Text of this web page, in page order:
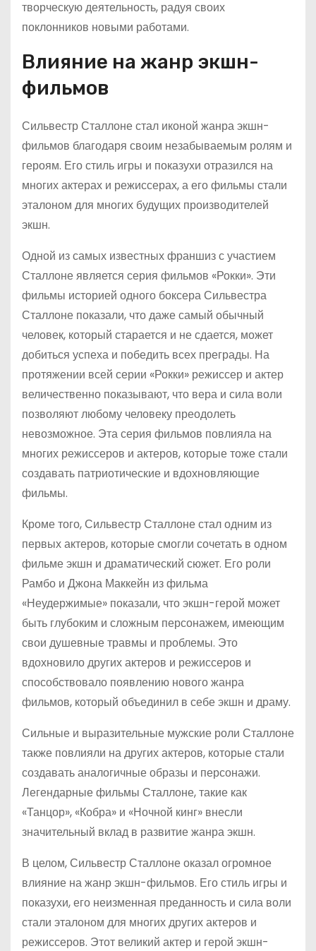
творческую деятельность, радуя своих
поклонников новыми работами.
Влияние на жанр экшн-
фильмов
Сильвестр Сталлоне стал иконой жанра экшн-
фильмов благодаря своим незабываемым ролям и
героям. Его стиль игры и показухи отразился на
многих актерах и режиссерах, а его фильмы стали
эталоном для многих будущих производителей
экшн.
Одной из самых известных франшиз с участием
Сталлоне является серия фильмов «Рокки». Эти
фильмы историей одного боксера Сильвестра
Сталлоне показали, что даже самый обычный
человек, который старается и не сдается, может
добиться успеха и победить всех преграды. На
протяжении всей серии «Рокки» режиссер и актер
величественно показывают, что вера и сила воли
позволяют любому человеку преодолеть
невозможное. Эта серия фильмов повлияла на
многих режиссеров и актеров, которые тоже стали
создавать патриотические и вдохновляющие
фильмы.
Кроме того, Сильвестр Сталлоне стал одним из
первых актеров, которые смогли сочетать в одном
фильме экшн и драматический сюжет. Его роли
Рамбо и Джона Маккейн из фильма
«Неудержимые» показали, что экшн-герой может
быть глубоким и сложным персонажем, имеющим
свои душевные травмы и проблемы. Это
вдохновило других актеров и режиссеров и
способствовало появлению нового жанра
фильмов, который объединил в себе экшн и драму.
Сильные и выразительные мужские роли Сталлоне
также повлияли на других актеров, которые стали
создавать аналогичные образы и персонажи.
Легендарные фильмы Сталлоне, такие как
«Танцор», «Кобра» и «Ночной кинг» внесли
значительный вклад в развитие жанра экшн.
В целом, Сильвестр Сталлоне оказал огромное
влияние на жанр экшн-фильмов. Его стиль игры и
показухи, его неизменная преданность и сила воли
стали эталоном для многих других актеров и
режиссеров. Этот великий актер и герой экшн-